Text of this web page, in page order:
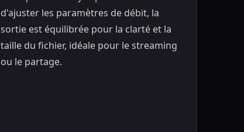
d'ajuster les paramètres de débit, la
sortie est équilibrée pour la clarté et la
taille du fichier, idéale pour le streaming
ou le partage.